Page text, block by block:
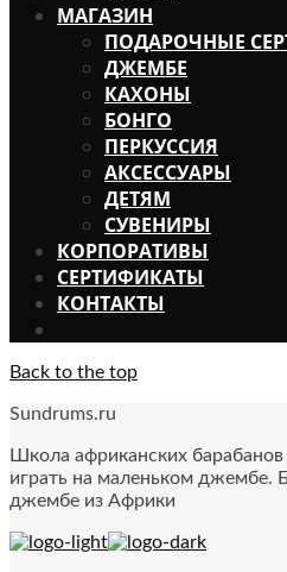
МАГАЗИН
ПОДАРОЧНЫЕ
ДЖЕМБЕ
КАХОНЫ
БОНГО
ПЕРКУССИЯ
АКСЕССУАРЫ
ДЕТЯМ
СУВЕНИРЫ
КОРПОРАТИВЫ
СЕРТИФИКАТЫ
КОНТАКТЫ
Back to the top
Sundrums.ru
Школа африканских
играть на маленьком джембе.
джембе из Африки